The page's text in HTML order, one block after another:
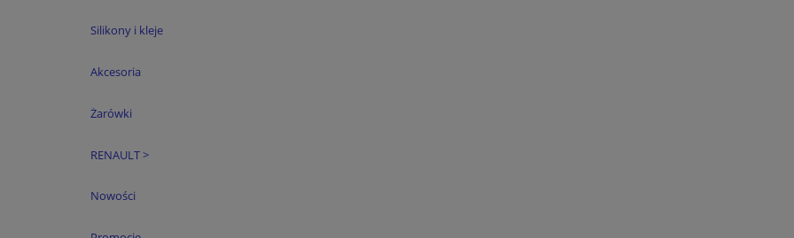
Silikony i kleje
Akcesoria
Żarówki
RENAULT >
Nowości